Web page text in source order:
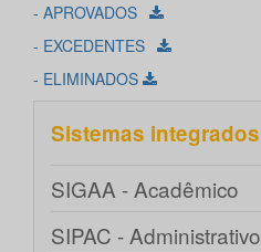
- APROVADOS
- EXCEDENTES
- ELIMINADOS
Sistemas integrados
SIGAA - Acadêmico
SIPAC - Administrativo